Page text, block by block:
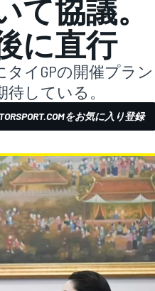
て協議。
に直行
イGPの開催プラン
している。
をお気に入り登録